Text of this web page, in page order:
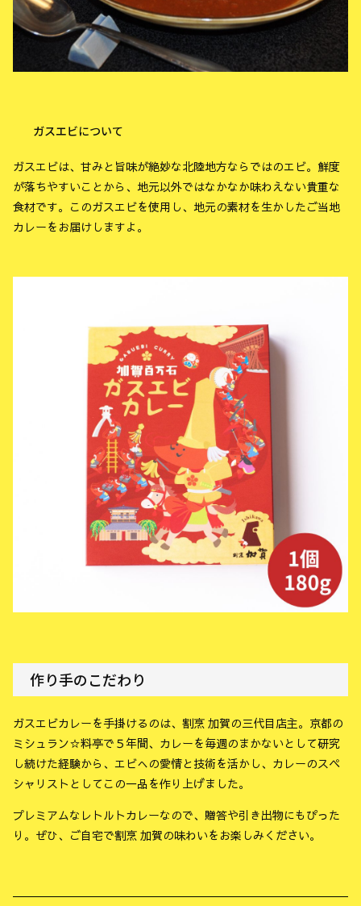
ガスエビについて
ガスエビは、甘みと旨味が絶妙な北陸地方ならではのエビ。鮮度
が落ちやすいことから、地元以外ではなかなか味わえない貴重な
食材です。このガスエビを使用し、地元の素材を生かしたご当地
カレーをお届けしますよ。
作り手のこだわり
ガスエビカレーを手掛けるのは、割烹 加賀の三代目店主。京都の
ミシュラン☆料亭で５年間、カレーを毎週のまかないとして研究
し続けた経験から、エビへの愛情と技術を活かし、カレーのスペ
シャリストとしてこの一品を作り上げました。
プレミアムなレトルトカレーなので、贈答や引き出物にもぴった
り。ぜひ、ご自宅で割烹 加賀の味わいをお楽しみください。